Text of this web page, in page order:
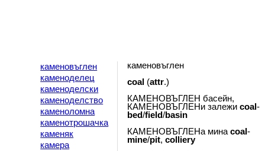
каменовъглен
каменоделец
каменоделски
каменоделство
каменоломна
каменотрошачка
каменяк
камера
каменовъглен
coal (attr.)
КАМЕНОВЪГЛЕН басейн,
КАМЕНОВЪГЛЕНи залежиcoal-
bed/field/basin
КАМЕНОВЪГЛЕНа минаcoal-
mine/pit,colliery